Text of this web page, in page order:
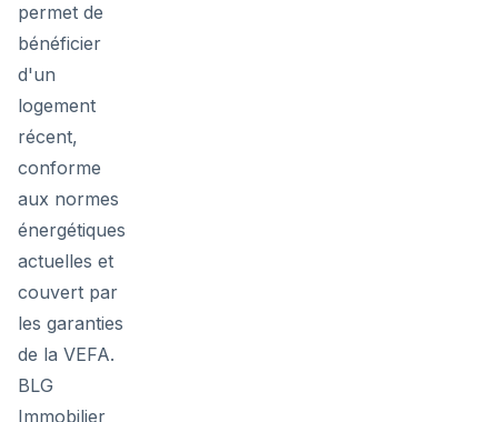
permet de
bénéficier
d'un
logement
récent,
conforme
aux normes
énergétiques
actuelles et
couvert par
les garanties
de la VEFA.
BLG
Immobilier